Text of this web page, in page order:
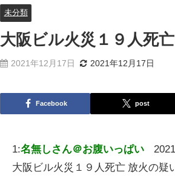
未分類
大阪ビル火災１９人死
2021年12月17日 2021年12月17日
Facebook post
1:名無しさん＠お腹いっぱい
大阪ビル火災１９人死亡 放火の疑